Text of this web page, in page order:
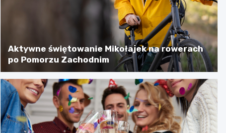
Aktywne świętowanie Mikołajek na rowerach
po Pomorzu Zachodnim